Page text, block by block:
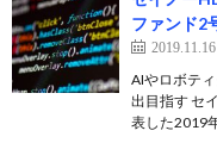
ファンド2
2019.11.16
AIやロボテ
出目指す セ
表した2019